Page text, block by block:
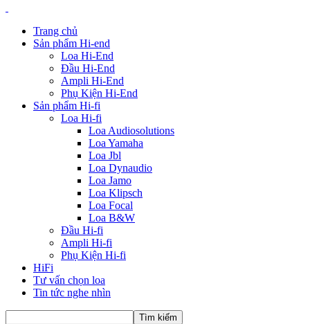
Trang chủ
Sản phẩm Hi-end
Loa Hi-End
Đầu Hi-End
Ampli Hi-End
Phụ Kiện Hi-End
Sản phẩm Hi-fi
Loa Hi-fi
Loa Audiosolutions
Loa Yamaha
Loa Jbl
Loa Dynaudio
Loa Jamo
Loa Klipsch
Loa Focal
Loa B&W
Đầu Hi-fi
Ampli Hi-fi
Phụ Kiện Hi-fi
HiFi
Tư vấn chọn loa
Tin tức nghe nhìn